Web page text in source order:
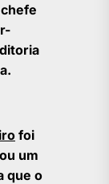
foi
um
que o